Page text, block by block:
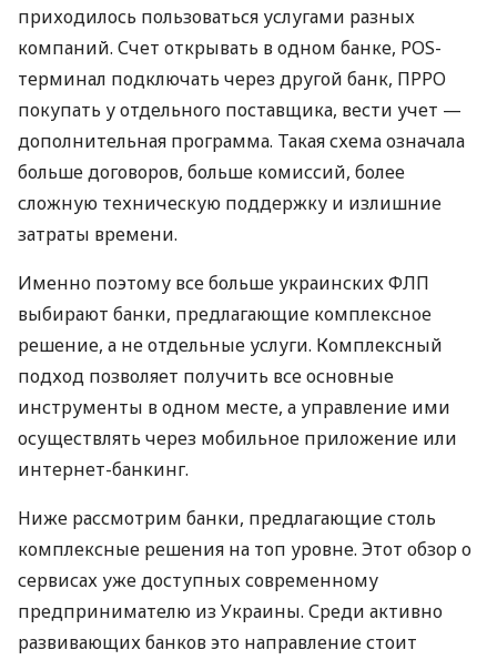
приходилось пользоваться услугами разных
компаний. Счет открывать в одном банке, POS-
терминал подключать через другой банк, ПРРО
покупать у отдельного поставщика, вести учет —
дополнительная программа. Такая схема означала
больше договоров, больше комиссий, более
сложную техническую поддержку и излишние
затраты времени.
Именно поэтому все больше украинских ФЛП
выбирают банки, предлагающие комплексное
решение, а не отдельные услуги. Комплексный
подход позволяет получить все основные
инструменты в одном месте, а управление ими
осуществлять через мобильное приложение или
интернет-банкинг.
Ниже рассмотрим банки, предлагающие столь
комплексные решения на топ уровне. Этот обзор о
сервисах уже доступных современному
предпринимателю из Украины. Среди активно
развивающих банков это направление стоит